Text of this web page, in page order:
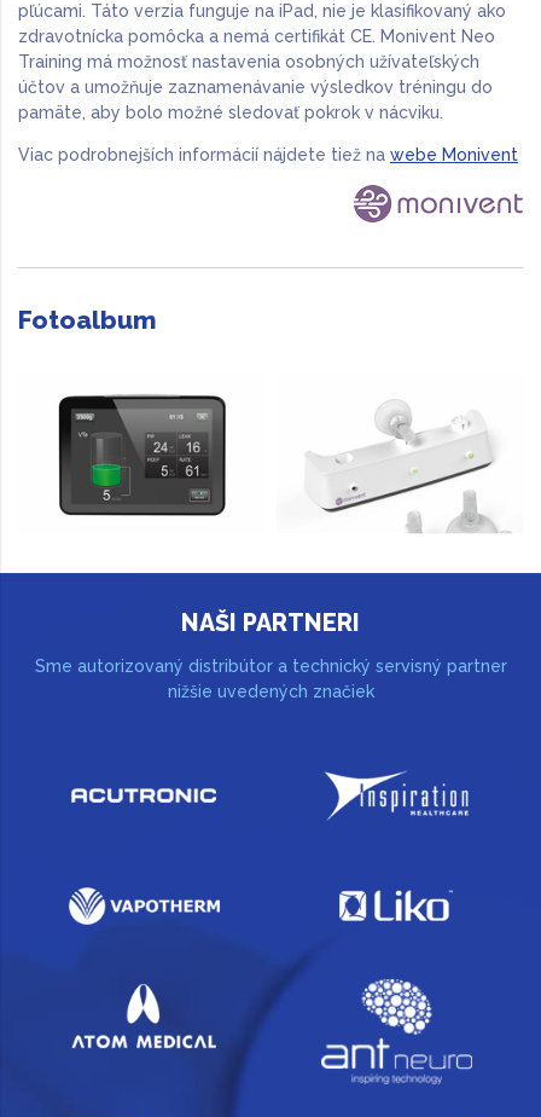
pľúcami. Táto verzia funguje na iPad, nie je klasifikovaný ako
zdravotnícka pomôcka a nemá certifikát CE. Monivent Neo
Training má možnosť nastavenia osobných užívateľských
účtov a umožňuje zaznamenávanie výsledkov tréningu do
pamäte, aby bolo možné sledovať pokrok v nácviku.
Viac podrobnejších informácií nájdete tiež na webe Monivent
Fotoalbum
NAŠI PARTNERI
Sme autorizovaný distribútor a technický servisný partner
nižšie uvedených značiek